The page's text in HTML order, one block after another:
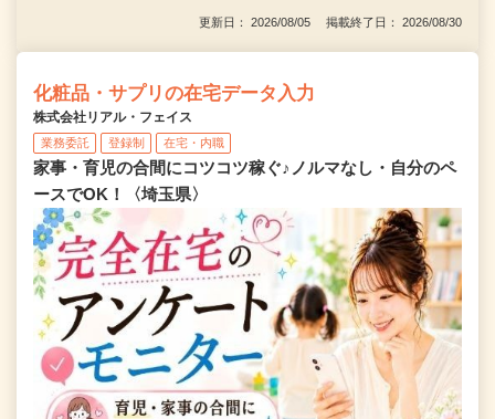
更新日： 2026/08/05 掲載終了日： 2026/08/30
化粧品・サプリの在宅データ入力
株式会社リアル・フェイス
業務委託 登録制 在宅・内職
家事・育児の合間にコツコツ稼ぐ♪ノルマなし・自分のペ
ースでOK！〈埼玉県〉